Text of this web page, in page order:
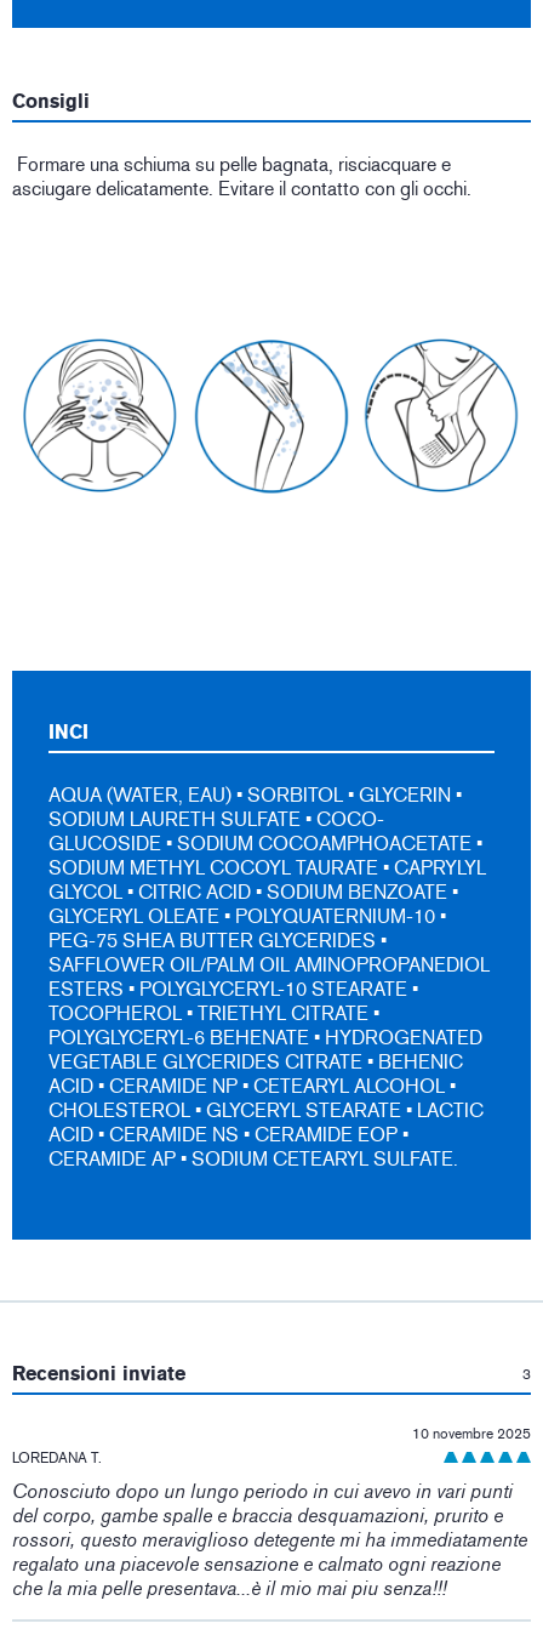
Consigli
Formare una schiuma su pelle bagnata, risciacquare e
asciugare delicatamente. Evitare il contatto con gli occhi.
INCI
AQUA (WATER, EAU) • SORBITOL • GLYCERIN •
SODIUM LAURETH SULFATE • COCO-
GLUCOSIDE • SODIUM COCOAMPHOACETATE •
SODIUM METHYL COCOYL TAURATE • CAPRYLYL
GLYCOL • CITRIC ACID • SODIUM BENZOATE •
GLYCERYL OLEATE • POLYQUATERNIUM-10 •
PEG-75 SHEA BUTTER GLYCERIDES •
SAFFLOWER OIL/PALM OIL AMINOPROPANEDIOL
ESTERS • POLYGLYCERYL-10 STEARATE •
TOCOPHEROL • TRIETHYL CITRATE •
POLYGLYCERYL-6 BEHENATE • HYDROGENATED
VEGETABLE GLYCERIDES CITRATE • BEHENIC
ACID • CERAMIDE NP • CETEARYL ALCOHOL •
CHOLESTEROL • GLYCERYL STEARATE • LACTIC
ACID • CERAMIDE NS • CERAMIDE EOP •
CERAMIDE AP • SODIUM CETEARYL SULFATE.
Recensioni inviate: 3
LOREDANA T.
10 novembre 2025
Conosciuto dopo un lungo periodo in cui avevo in vari punti
del corpo, gambe spalle e braccia desquamazioni, prurito e
rossori, questo meraviglioso detegente mi ha immediatamente
regalato una piacevole sensazione e calmato ogni reazione
che la mia pelle presentava...è il mio mai piu senza!!!